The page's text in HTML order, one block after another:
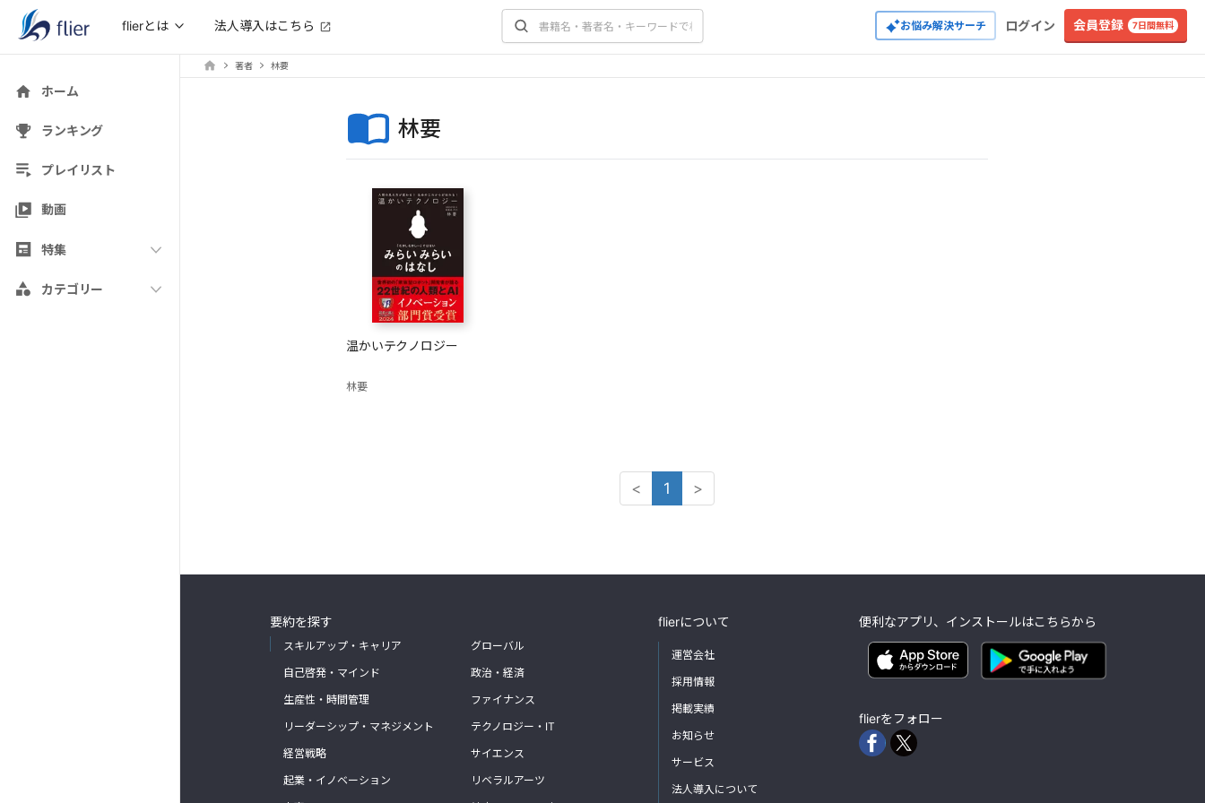
flierとは 法人導入はこちら お悩み解決サーチ ログイン 会員登録 7日間無料
ホーム
ランキング
プレイリスト
動画
特集
カテゴリー
著者 林要
林要
温かいテクノロジー
林要
< 1 >
要約を探す
スキルアップ・キャリア
自己啓発・マインド
生産性・時間管理
リーダーシップ・マネジメント
経営戦略
起業・イノベーション
グローバル
政治・経済
ファイナンス
テクノロジー・IT
サイエンス
リベラルアーツ
flierについて
運営会社
採用情報
掲載実績
お知らせ
サービス
法人導入について
便利なアプリ、インストールはこちらから
flierをフォロー